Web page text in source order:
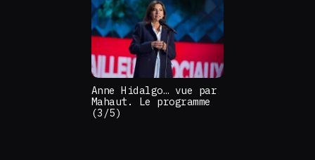
Anne Hidalgo… vue par
Mahaut. Le programme
(3/5)